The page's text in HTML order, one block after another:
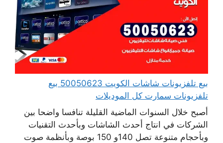
بيع تلفزيونات شاشات الكويت 50050623 بيع
تلفزيونات سمارت كل الموديلات
أصبح خلال السنوات الماضية القليلة تنافسا واضحا بين
الشركات في انتاج أحدث الشاشات وبأحدث التقنيات
وبأحجام متنوعة تصل 140و 150 بوصة وبأنظمة صوت